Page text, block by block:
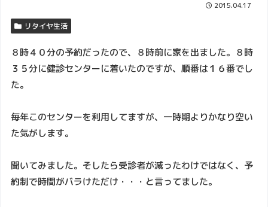
2015.04.17
リタイヤ生活
８時４０分の予約だったので、８時前に家を出ました。８時
３５分に健診センターに着いたのですが、順番は１６番でし
た。
毎年このセンターを利用してますが、一時期よりかなり空い
た気がします。
聞いてみました。そしたら受診者が減ったわけではなく、予
約制で時間がバラけただけ・・・と言ってました。